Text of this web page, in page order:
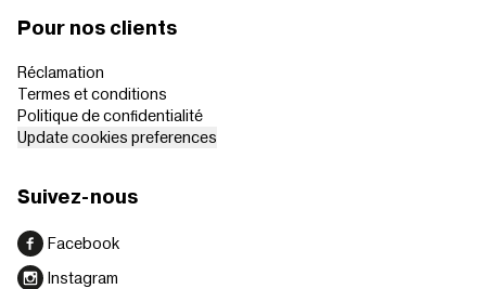
Pour nos clients
Réclamation
Termes et conditions
Politique de confidentialité
Update cookies preferences
Suivez-nous
Facebook
Instagram